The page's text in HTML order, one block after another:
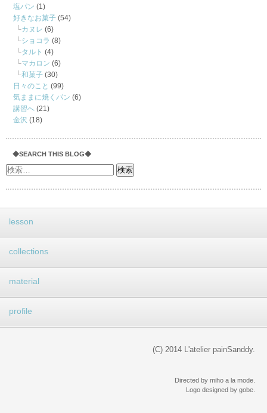
塩パン (1)
好きなお菓子 (54)
カヌレ (6)
ショコラ (8)
タルト (4)
マカロン (6)
和菓子 (30)
日々のこと (99)
気ままに焼くパン (6)
講習へ (21)
金沢 (18)
◆SEARCH THIS BLOG◆
lesson
collections
material
profile
(C) 2014 L'atelier painSanddy.
Directed by miho a la mode.
Logo designed by gobe.